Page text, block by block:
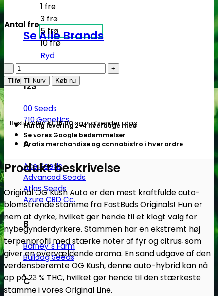
Se Alle Brands
123
00 Seeds
710 Genetics
A
Ace Seeds
Advanced Seeds
Atlas Seeds
Azure CBD Co.
B
Barney´s Farm
Bulldog Seeds
C
Antal frø
1 frø
3 frø
5 frø
10 frø
Ryd
Original
OG
Kush
Autoblomstrende
cannabisfrø
-
antal
Tilføj Til Kurv Køb nu
Bestil indenkl. 16.00og vi afsender i dag
Hurtig levering 2-4 hverdage med
Se vores Google bedømmelser
Gratis merchandise og cannabisfrø i hver ordre
Produkt beskrivelse
Original OG Kush Auto er den mest kraftfulde auto-
blomstrende stamme fra FastBuds Originals! Hun er
nem at dyrke, hvilket gør hende til et klogt valg for
nybegynderdyrkere. Stammen har en ekstremt høj
terpenprofil med stærke noter af fyr og citrus, som
giver en overvældende aroma. En sand udgave af den
verdensberømte OG Kush, denne auto-hybrid kan nå
op på 23 % THC, hvilket gør hende til den stærkeste
stamme i vores Original Line.